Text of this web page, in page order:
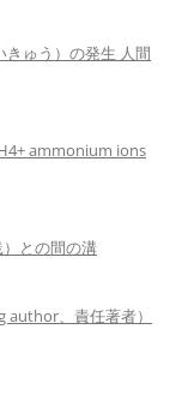
ゅう）の発生 人間
ammonium ions
との間の溝
、責任著者）